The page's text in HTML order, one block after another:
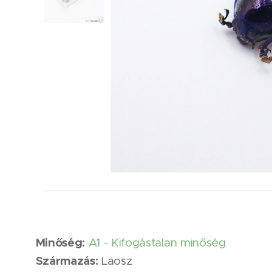
Minőség: A1 - Kifogástalan minőség
Származás: Laosz